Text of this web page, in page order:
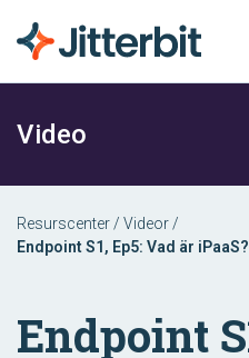
Video
Resurscenter / Videor /
Endpoint S1, Ep5: Vad är
Endpoint